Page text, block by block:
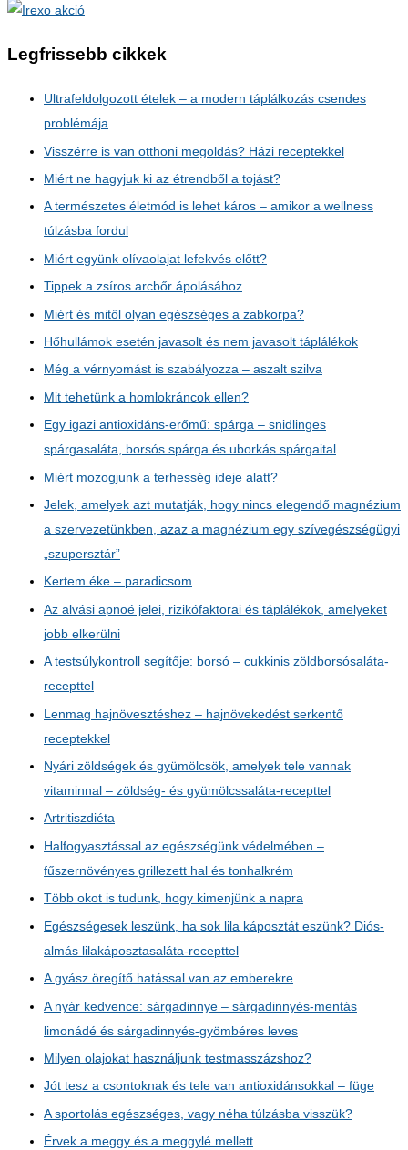
Legfrissebb cikkek
Ultrafeldolgozott ételek – a modern táplálkozás csendes
problémája
Visszérre is van otthoni megoldás? Házi receptekkel
Miért ne hagyjuk ki az étrendből a tojást?
A természetes életmód is lehet káros – amikor a wellness
túlzásba fordul
Miért együnk olívaolajat lefekvés előtt?
Tippek a zsíros arcbőr ápolásához
Miért és mitől olyan egészséges a zabkorpa?
Hőhullámok esetén javasolt és nem javasolt táplálékok
Még a vérnyomást is szabályozza – aszalt szilva
Mit tehetünk a homlokráncok ellen?
Egy igazi antioxidáns-erőmű: spárga – snidlinges
spárgasaláta, borsós spárga és uborkás spárgaital
Miért mozogjunk a terhesség ideje alatt?
Jelek, amelyek azt mutatják, hogy nincs elegendő magnézium
a szervezetünkben, azaz a magnézium egy szívegészségügyi
„szupersztár”
Kertem éke – paradicsom
Az alvási apnoé jelei, rizikófaktorai és táplálékok, amelyeket
jobb elkerülni
A testsúlykontroll segítője: borsó – cukkinis zöldborsósaláta-
recepttel
Lenmag hajnövesztéshez – hajnövekedést serkentő
receptekkel
Nyári zöldségek és gyümölcsök, amelyek tele vannak
vitaminnal – zöldség- és gyümölcssaláta-recepttel
Artritiszdiéta
Halfogyasztással az egészségünk védelmében –
fűszernövényes grillezett hal és tonhalkrém
Több okot is tudunk, hogy kimenjünk a napra
Egészségesek leszünk, ha sok lila káposztát eszünk? Diós-
almás lilakáposztasaláta-recepttel
A gyász öregítő hatással van az emberekre
A nyár kedvence: sárgadinnye – sárgadinnyés-mentás
limonádé és sárgadinnyés-gyömbéres leves
Milyen olajokat használjunk testmasszázshoz?
Jót tesz a csontoknak és tele van antioxidánsokkal – füge
A sportolás egészséges, vagy néha túlzásba visszük?
Érvek a meggy és a meggylé mellett